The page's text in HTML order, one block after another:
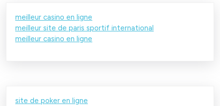
meilleur casino en ligne
meilleur site de paris sportif international
meilleur casino en ligne
site de poker en ligne